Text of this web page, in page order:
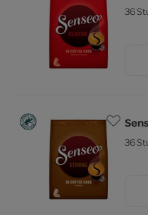
36
36